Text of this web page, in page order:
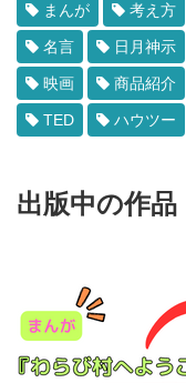
まんが 考え方
名言 日月神示
映画 商品紹介
TED ハウツー
出版中の作品